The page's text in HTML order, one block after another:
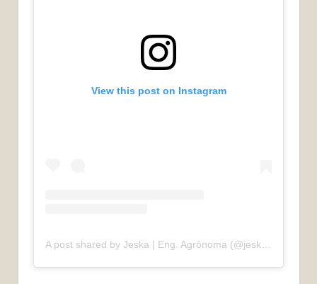
View this post on Instagram
A post shared by Jeska | Eng. Agrônoma (@jeskalosi)